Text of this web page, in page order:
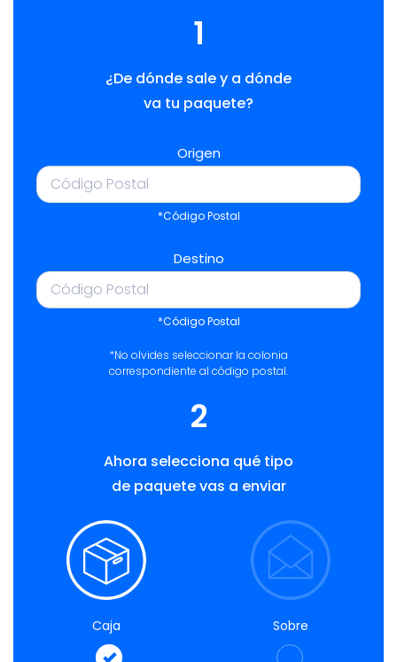
1
¿De dónde sale y a dónde
va tu paquete?
Origen
*Código Postal
Destino
*Código Postal
*No olvides seleccionar la colonia
correspondiente al código postal.
2
Ahora selecciona qué tipo
de paquete vas a enviar
Caja Sobre